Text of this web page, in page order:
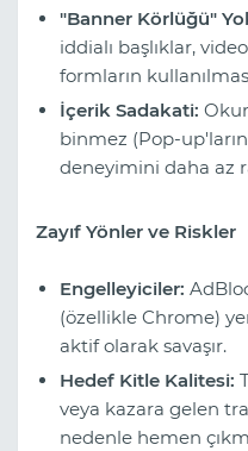
"Banner Körlüğü"
iddialı başlıklar,
formların
İçerik Sadakati:
binmez (Pop-
deneyimini daha az
Zayıf Yönler ve Riskler
Engelleyiciler:
(özellikle Chrome)
aktif olarak savaşır.
Hedef Kitle Kalitesi:
veya kazara gelen
nedenle hemen